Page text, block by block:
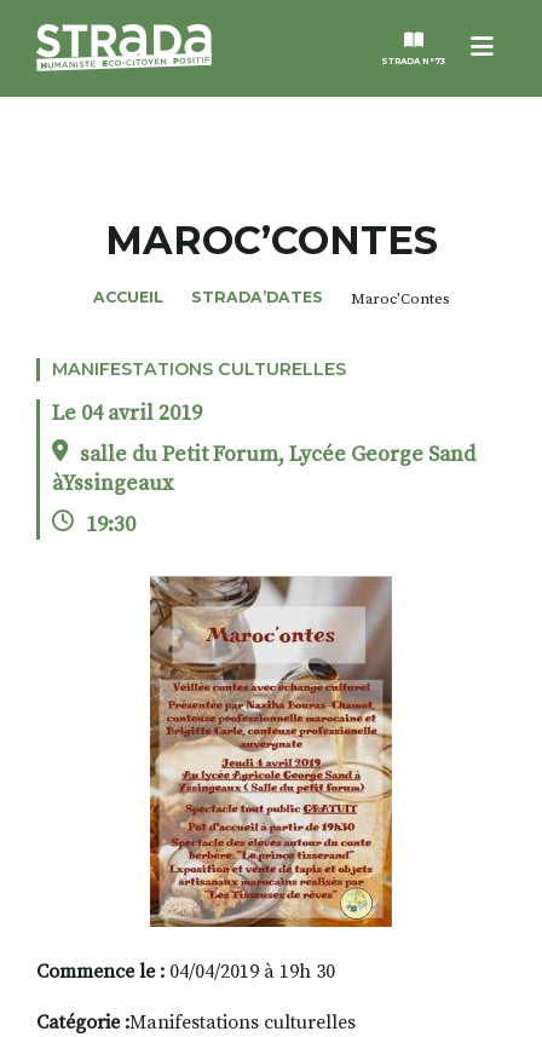
Menu
STRADA N°73
MAGAZINES
NOS THÈMES
STRADA’DATES
ROSÉE DE MAI
RECHERCHER
S'ABONNER
S'INSCRIRE À LA NEWSLETTER
FACEBOOKINSTAGRAM
LINKEDINYOUTUBE
MAROC’CONTES
ACCUEIL STRADA’DATES Maroc’Contes
MANIFESTATIONS CULTURELLES
Le 04 avril 2019
salle du Petit Forum, Lycée George Sand
àYssingeaux
19:30
Commence le : 04/04/2019 à 19h 30
Catégorie :Manifestations culturelles